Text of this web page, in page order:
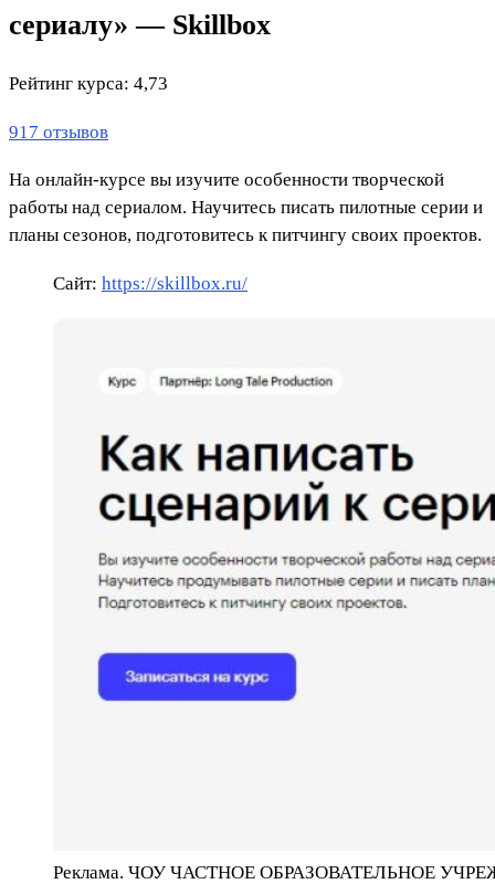
сериалу» — Skillbox
Рейтинг курса: 4,73
917 отзывов
На онлайн-курсе вы изучите особенности творческой
работы над сериалом. Научитесь писать пилотные серии и
планы сезонов, подготовитесь к питчингу своих проектов.
Сайт: https://skillbox.ru/
Реклама. ЧОУ ЧАСТНОЕ ОБРАЗОВАТЕЛЬНОЕ